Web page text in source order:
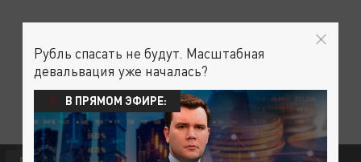
Рубль спасать не будут. Масштабная
девальвация уже началась?
В ПРЯМОМ ЭФИРЕ: